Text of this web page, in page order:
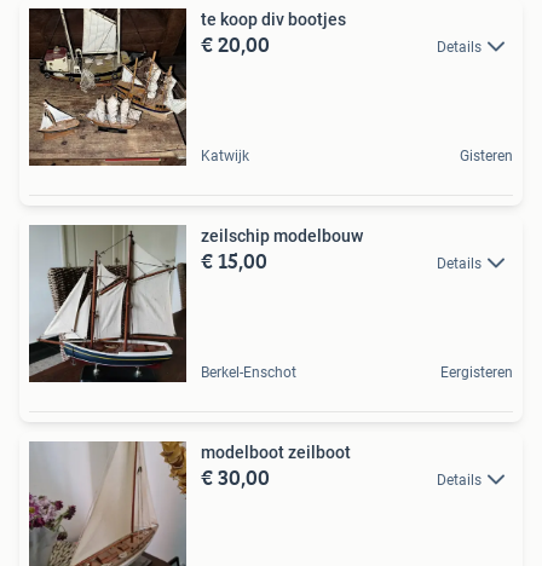
te koop div bootjes
€ 20,00 Details
Katwijk Gisteren
zeilschip modelbouw
€ 15,00 Details
Berkel-Enschot Eergisteren
modelboot zeilboot
€ 30,00 Details